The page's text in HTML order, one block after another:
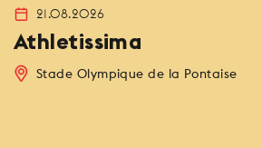
21.08.2026
Athletissima
Stade Olympique de la Pontaise